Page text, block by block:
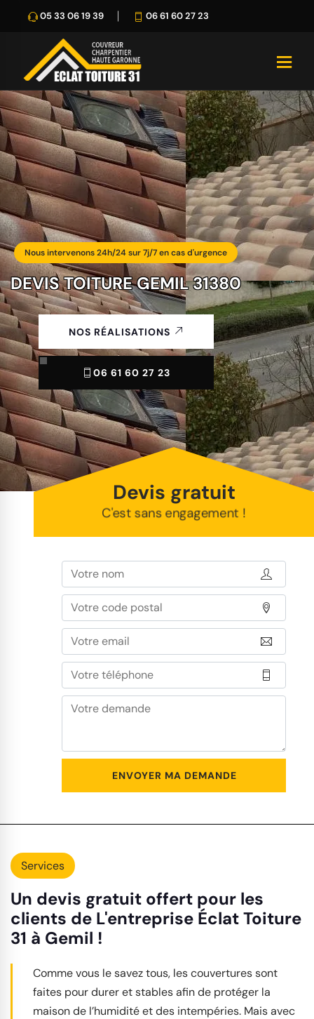
05 33 06 19 39 06 61 60 27 23
Nous intervenons 24h/24 sur 7j/7 en cas d'urgence
DEVIS TOITURE GEMIL 31380
NOS RÉALISATIONS
06 61 60 27 23
Devis gratuit
C'est sans engagement !
Services
Un devis gratuit offert pour les
clients de L'entreprise Éclat Toiture
31 à Gemil !
Comme vous le savez tous, les couvertures sont
faites pour durer et stables afin de protéger la
maison de l’humidité et des intempéries. Mais avec